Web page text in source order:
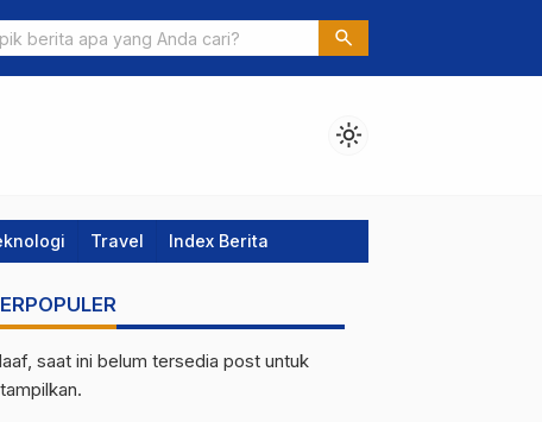
per Bulan oleh Pemkot Samarinda, Simak Detail Spesifikasi dan
Rover Defender
search
light_mode
Travel Index Berita
saat ini belum tersedia post untuk